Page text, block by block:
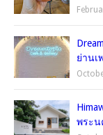
ย่านเ
พระน